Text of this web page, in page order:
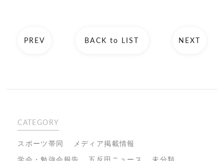
PREV BACK to LIST NEXT
CATEGORY
スポーツ帯同
メディア掲載情報
学会・勉強会報告
五反田ニュース 未分類